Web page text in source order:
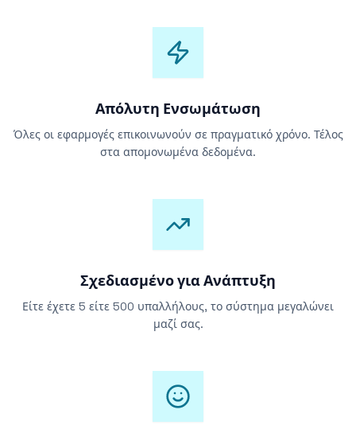
Απόλυτη Ενσωμάτωση
Όλες οι εφαρμογές επικοινωνούν σε πραγματικό χρόνο. Τέλος
στα απομονωμένα δεδομένα.
Σχεδιασμένο για Ανάπτυξη
Είτε έχετε 5 είτε 500 υπαλλήλους, το σύστημα μεγαλώνει
μαζί σας.